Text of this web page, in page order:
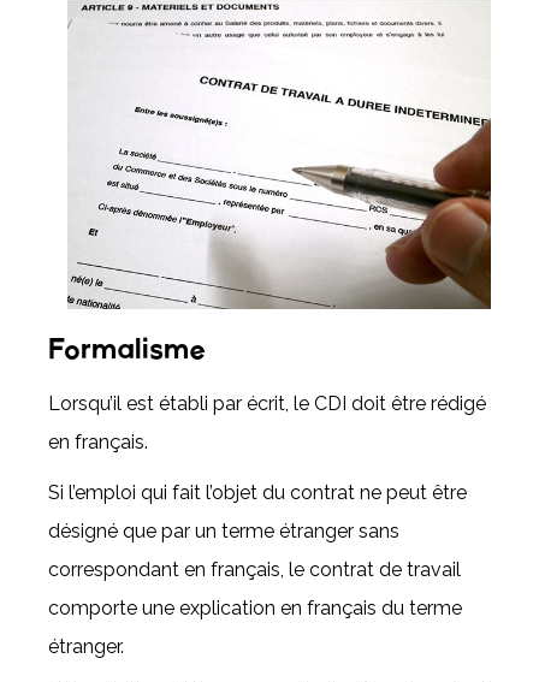
Formalisme
Lorsqu’il est établi par écrit, le CDI doit être rédigé
en français.
Si l’emploi qui fait l’objet du contrat ne peut être
désigné que par un terme étranger sans
correspondant en français, le contrat de travail
comporte une explication en français du terme
étranger.